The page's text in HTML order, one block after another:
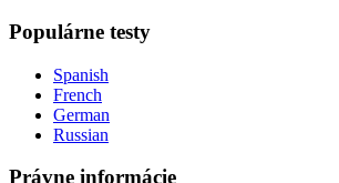
Populárne testy
Spanish
French
German
Russian
Právne informácie